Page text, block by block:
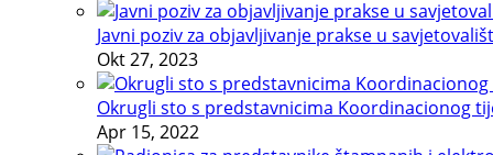
Javni poziv za objavljivanje prakse u
Okt 27, 2023
Okrugli sto s predstavnicima Koordinacionog
Apr 15, 2022